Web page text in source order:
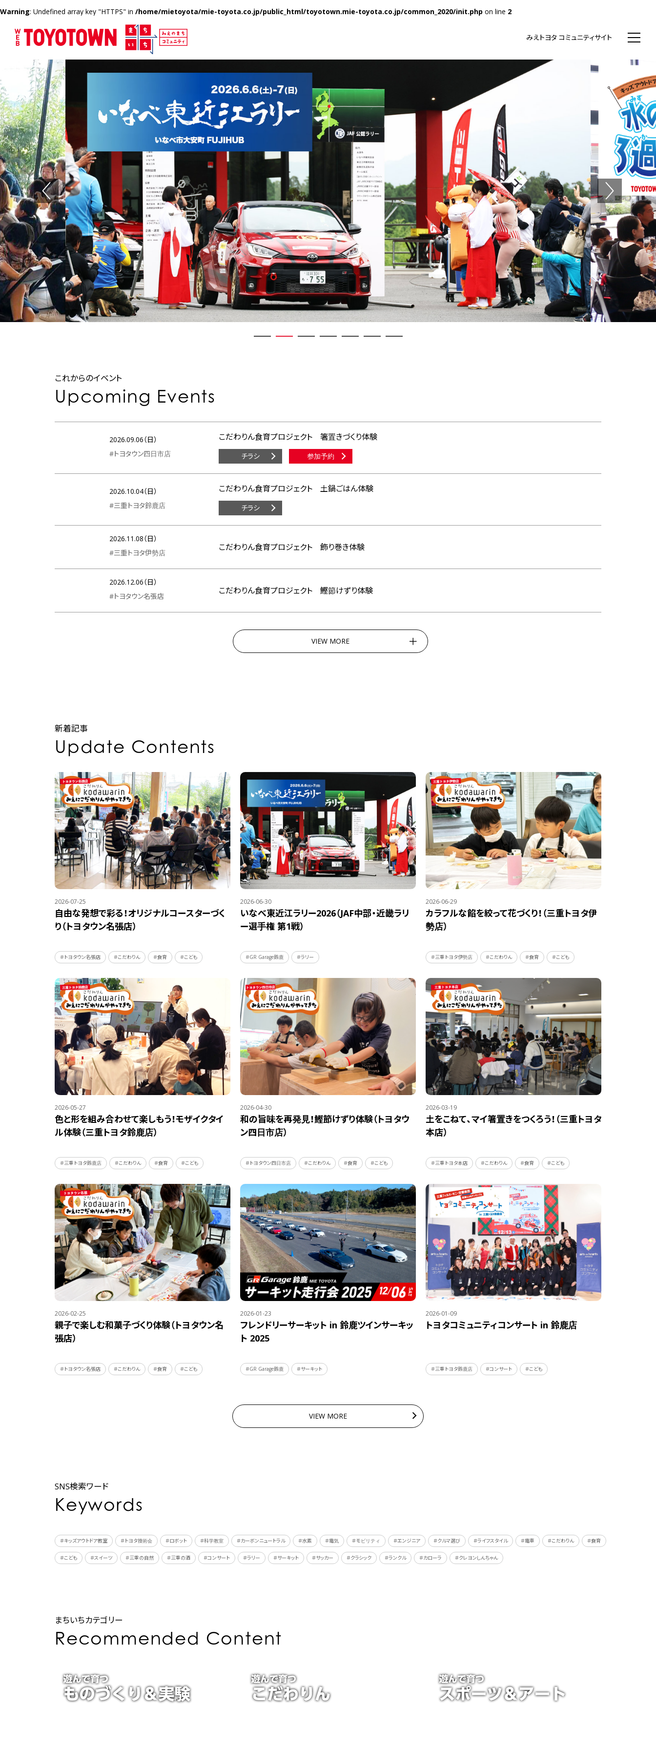
Warning: Undefined array key "HTTPS" in /home/mietoyota/mie-toyota.co.jp/public_html/toyotown.mie-toyota.co.jp/common_2020/init.php on line 2
みえトヨタ コミュニティサイト
Previous Next
これからのイベント
Upcoming Events
2026.09.06（日）
#トヨタウン四日市店
こだわりん食育プロジェクト 箸置きづくり体験
チラシ 参加予約
2026.10.04（日）
#三重トヨタ鈴鹿店
こだわりん食育プロジェクト 土鍋ごはん体験
チラシ
2026.11.08（日）
#三重トヨタ伊勢店
こだわりん食育プロジェクト 飾り巻き体験
2026.12.06（日）
#トヨタウン名張店
こだわりん食育プロジェクト 鰹節けずり体験
VIEW MORE
新着記事
Update Contents
2026-07-25
自由な発想で彩る！オリジナルコースターづく
り（トヨタウン名張店）
＃トヨタウン名張店 ＃こだわりん ＃食育 ＃こども
2026-06-30
いなべ東近江ラリー2026（JAF中部・近畿ラリ
ー選手権 第1戦）
＃GR Garage鈴鹿 ＃ラリー
2026-06-29
カラフルな餡を絞って花づくり！（三重トヨタ伊
勢店）
＃三重トヨタ伊勢店 ＃こだわりん ＃食育 ＃こども
2026-05-27
色と形を組み合わせて楽しもう！モザイクタイ
ル体験（三重トヨタ鈴鹿店）
＃三重トヨタ鈴鹿店 ＃こだわりん ＃食育 ＃こども
2026-04-30
和の旨味を再発見！鰹節けずり体験（トヨタウ
ン四日市店）
＃トヨタウン四日市店 ＃こだわりん ＃食育 ＃こども
2026-03-19
土をこねて、マイ箸置きをつくろう！（三重トヨタ
本店）
＃三重トヨタ本店 ＃こだわりん ＃食育 ＃こども
2026-02-25
親子で楽しむ和菓子づくり体験（トヨタウン名
張店）
＃トヨタウン名張店 ＃こだわりん ＃食育 ＃こども
2026-01-23
フレンドリーサーキット in 鈴鹿ツインサーキッ
ト 2025
＃GR Garage鈴鹿 ＃サーキット
2026-01-09
トヨタコミュニティコンサート in 鈴鹿店
＃三重トヨタ鈴鹿店 ＃コンサート ＃こども
VIEW MORE
SNS検索ワード
Keywords
＃キッズアウトドア教室 ＃トヨタ技術会 ＃ロボット ＃科学教室 ＃カーボンニュートラル ＃水素 ＃電気 ＃モビリティ ＃エンジニア ＃クルマ選び ＃ライフスタイル ＃電車 ＃こだわりん ＃食育
＃こども ＃スイーツ ＃三重の自然 ＃三重の酒 ＃コンサート ＃ラリー ＃サーキット ＃サッカー ＃クラシック ＃ランクル ＃カローラ ＃クレヨンしんちゃん
まちいちカテゴリー
Recommended Content